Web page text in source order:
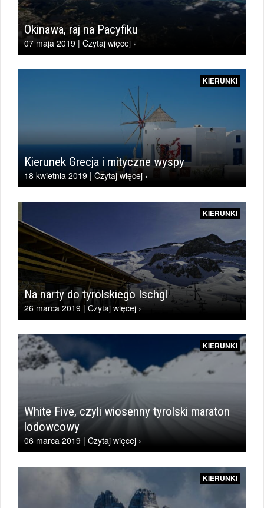
Okinawa, raj na Pacyfiku
07 maja 2019 | Czytaj więcej ›
KIERUNKI
Kierunek Grecja i mityczne wyspy
18 kwietnia 2019 | Czytaj więcej ›
KIERUNKI
Na narty do tyrolskiego Ischgl
26 marca 2019 | Czytaj więcej ›
KIERUNKI
White Five, czyli wiosenny tyrolski maraton
lodowcowy
06 marca 2019 | Czytaj więcej ›
KIERUNKI